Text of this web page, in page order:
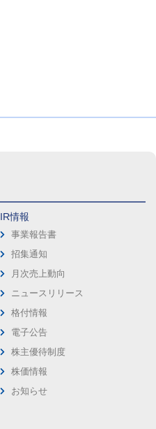
IR情報
事業報告書
招集通知
月次売上動向
ニュースリリース
格付情報
電子公告
株主優待制度
株価情報
お知らせ